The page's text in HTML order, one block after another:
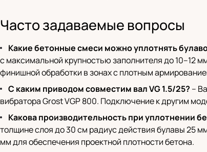
Часто задаваемые вопросы
Какие бетонные смеси можно уплотнять
с максимальной крупностью заполнителя до 10–12
финишной обработки в зонах с плотным
С каким приводом совместим вал VG 1.5/25? –
вибратора Grost VGP 800. Подключение к другим
Какова производительность при уплотнении
толщине слоя до 30 см радиус действия булавы 25
мм для обеспечения проектной плотности бетона.